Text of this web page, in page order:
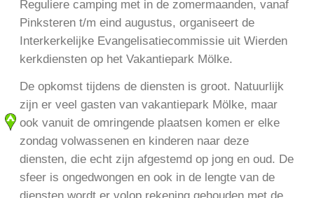
Reguliere camping met in de zomermaanden, vanaf
Pinksteren t/m eind augustus, organiseert de
Interkerkelijke Evangelisatiecommissie uit Wierden
kerkdiensten op het Vakantiepark Mölke.
De opkomst tijdens de diensten is groot. Natuurlijk
zijn er veel gasten van vakantiepark Mölke, maar
ook vanuit de omringende plaatsen komen er elke
zondag volwassenen en kinderen naar deze
diensten, die echt zijn afgestemd op jong en oud. De
sfeer is ongedwongen en ook in de lengte van de